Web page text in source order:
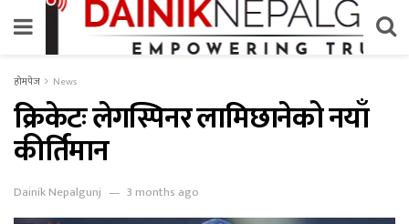
होमपेज News
क्रिकेटः लेगस्पिनर लामिछानेको नयाँ
कीर्तिमान
Dainik Nepalgunj 3 months ago